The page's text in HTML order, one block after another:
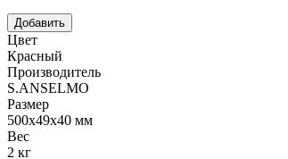
Цвет
Красный
Производитель
S.ANSELMO
Размер
500х49х40 мм
Вес
2 кг